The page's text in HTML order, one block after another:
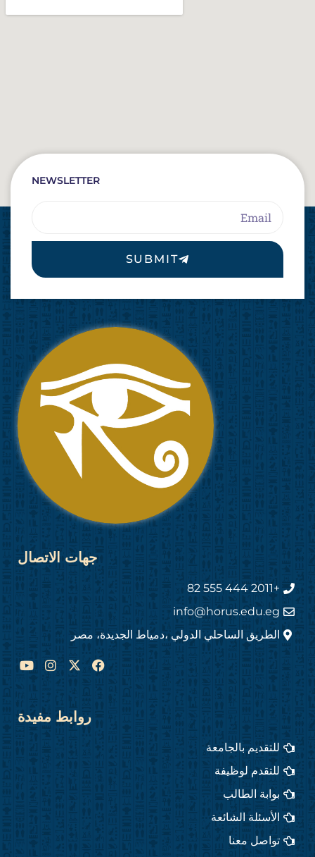
NEWSLETTER
SUBMIT
جهات الاتصال
+2011 444 555 82
info@horus.edu.eg
الطريق الساحلي الدولي ،دمياط الجديدة، مصر
F
a
e
I
n
g
Y
o
u
b
e
روابط مفيدة
للتقديم بالجامعة
للتقدم لوظيفة
بوابة الطالب
الأسئلة الشائعة
تواصل معنا